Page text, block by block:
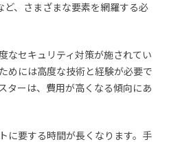
、さまざまな要素を網羅する必
なセキュリティ対策が施されてい
めには高度な技術と経験が必要で
ターは、費用が高くなる傾向にあ
に要する時間が長くなります。手